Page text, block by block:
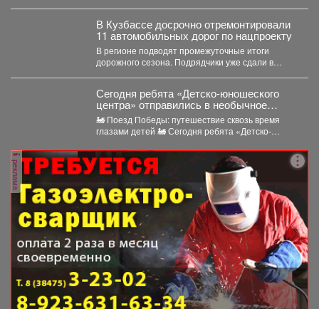
В Кузбассе досрочно отремонтировали
11 автомобильных дорог по нацпроекту
В регионе подводят промежуточные итоги
дорожного сезона. Подрядчики уже сдали в
Сегодня ребята «Детско-юношеского
центра» отправились в необычное
путешествие - на борт «Поезда
Победы».
🚂 Поезд Победы: путешествие сквозь время
глазами детей 🚂 Сегодня ребята «Детско-
реклама